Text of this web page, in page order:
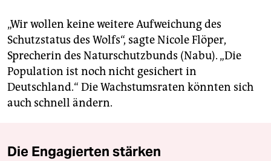
„Wir wollen keine weitere Aufweichung des
Schutzstatus des Wolfs“, sagte Nicole Flöper,
Sprecherin des Naturschutzbunds (Nabu). „Die
Population ist noch nicht gesichert in
Deutschland.“ Die Wachstumsraten könnten sich
auch schnell ändern.
Die Engagierten stärken